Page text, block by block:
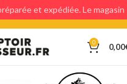
0 0,00
et expédiée. Le magasin
ne sera possible.